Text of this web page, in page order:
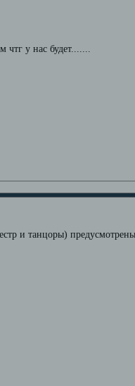
у нас будет.......
и танцоры)